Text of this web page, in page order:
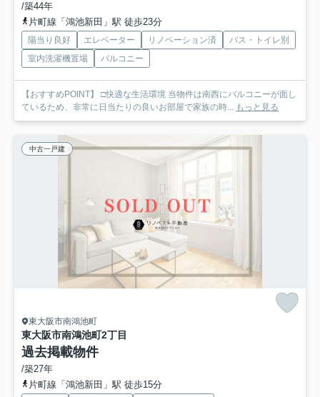
/築44年
片町線「鴻池新田」駅 徒歩23分
陽当り良好 エレベーター リノベーション済
バス・トイレ別
室内洗濯機置場
バルコニー
【おすすめPOINT】 □快適な生活環境 当物件は南西にバルコニーが面し
ているため、非常に日当たりの良いお部屋で家族の時... もっと見る
中古一戸建
東大阪市南鴻池町
東大阪市南鴻池町2丁目
過去掲載物件
/築27年
片町線「鴻池新田」駅 徒歩15分